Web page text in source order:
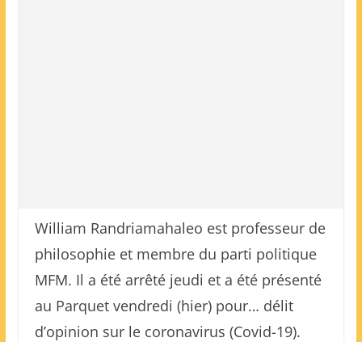
William Randriamahaleo est professeur de
philosophie et membre du parti politique
MFM. Il a été arrêté jeudi et a été présenté
au Parquet vendredi (hier) pour… délit
d’opinion sur le coronavirus (Covid-19).